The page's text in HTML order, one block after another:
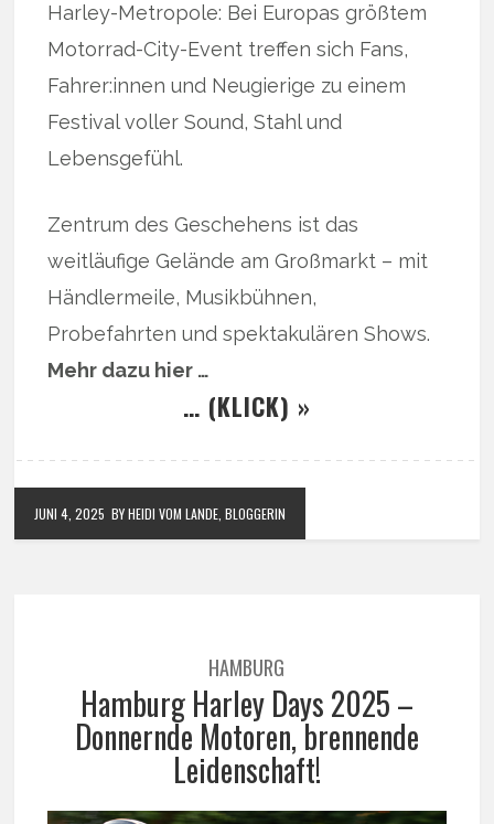
Harley-Metropole: Bei Europas größtem
Motorrad-City-Event treffen sich Fans,
Fahrer:innen und Neugierige zu einem
Festival voller Sound, Stahl und
Lebensgefühl.
Zentrum des Geschehens ist das
weitläufige Gelände am Großmarkt – mit
Händlermeile, Musikbühnen,
Probefahrten und spektakulären Shows.
Mehr dazu hier …
… (KLICK) »
JUNI 4, 2025 BY HEIDI VOM LANDE, BLOGGERIN
HAMBURG
Hamburg Harley Days 2025 –
Donnernde Motoren, brennende
Leidenschaft!